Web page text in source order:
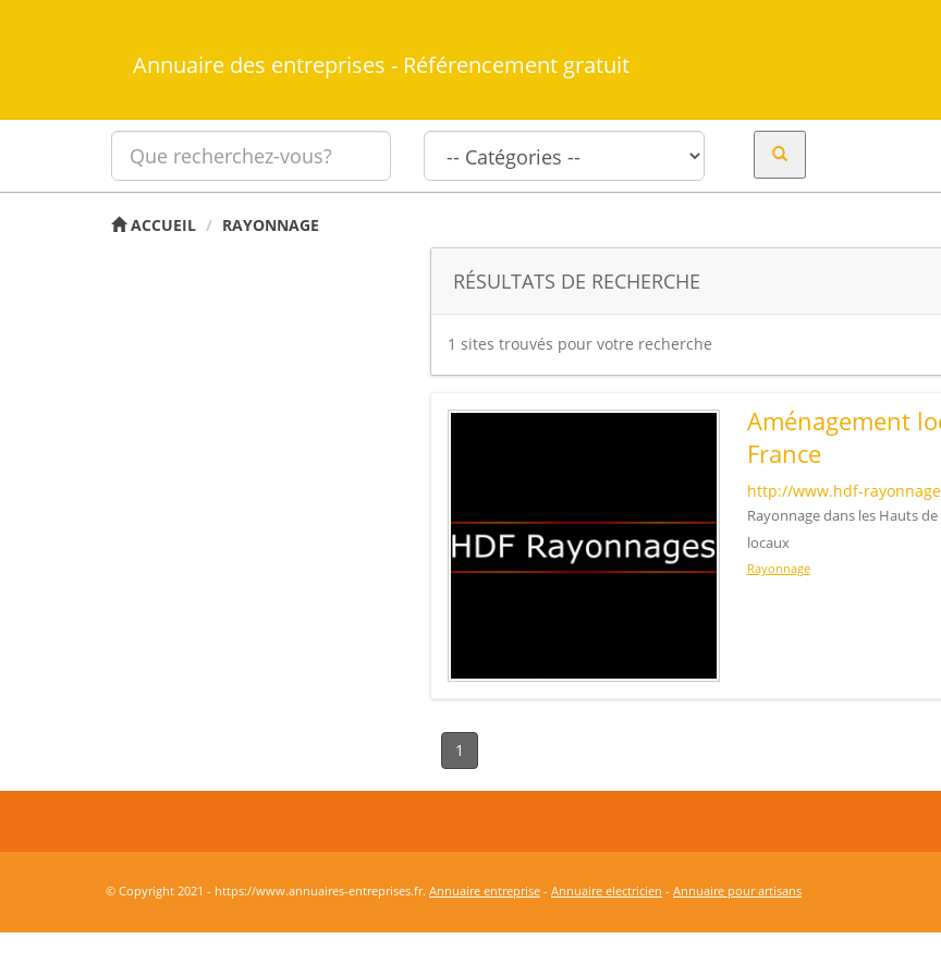
Annuaire des entreprises - Référencement gratuit
ACCUEIL RAYONNAGE
RÉSULTATS DE RECHERCHE
1 sites trouvés pour votre recherche
Aménagement
France
http://www.hdf-
Rayonnage dans les Hauts
locaux
Rayonnage
1
© Copyright 2021 - https://www.annuaires-entreprises.fr. Annuaire entreprise - Annuaire electricien - Annuaire pour artisans